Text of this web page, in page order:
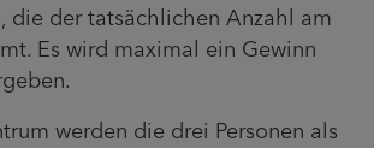
die der tatsächlichen Anzahl am
Es wird maximal ein Gewinn
werden die drei Personen als